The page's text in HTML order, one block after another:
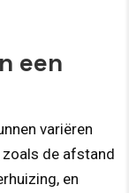
een
variëren
de afstand
en